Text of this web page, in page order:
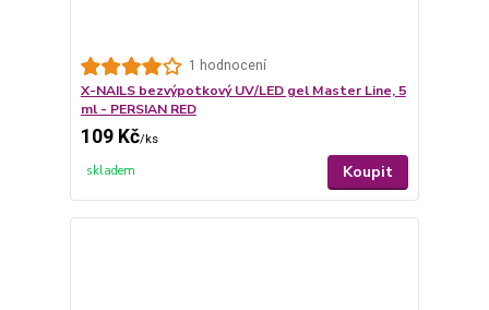
1 hodnocení
X-NAILS bezvýpotkový UV/LED gel Master Line, 5
ml - PERSIAN RED
109 Kč/ks
skladem Koupit